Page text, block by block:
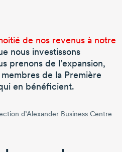
de nos revenus à notre
nous investissons
prenons de l’expansion,
membres de la Première
en bénéficient.
d’Alexander Business Centre